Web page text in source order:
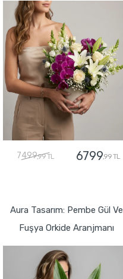
7499,99 TL 6799,99 TL
Aura Tasarım: Pembe Gül Ve
Fuşya Orkide Aranjmanı